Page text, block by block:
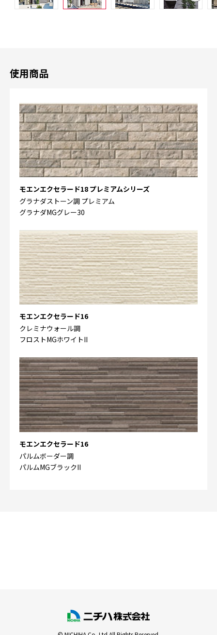
使用商品
モエンエクセラード18 プレミアムシリーズ
グラナダストーン調 プレミアム
グラナダMGグレー30
モエンエクセラード16
クレミナウォール調
フロストMGホワイトII
モエンエクセラード16
パルムボーダー調
パルムMGブラックII